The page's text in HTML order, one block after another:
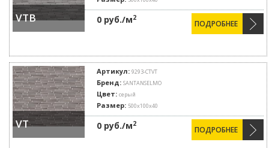
VTB 0 руб./м2
ПОДРОБНЕЕ
VT
Артикул: 9293-CTVT
Бренд: SANTANSELMO
Цвет: серый
Размер: 500х100х40
0 руб./м2
ПОДРОБНЕЕ